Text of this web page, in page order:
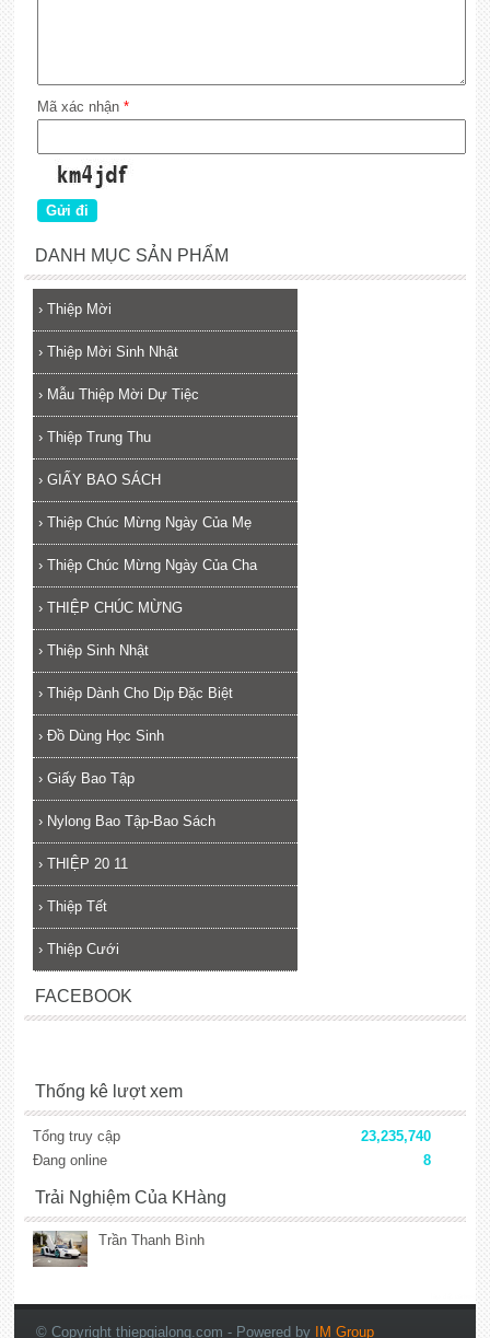
Mã xác nhận *
DANH MỤC SẢN PHẨM
› Thiệp Mời
› Thiệp Mời Sinh Nhật
› Mẫu Thiệp Mời Dự Tiệc
› Thiệp Trung Thu
› GIẤY BAO SÁCH
› Thiệp Chúc Mừng Ngày Của Mẹ
› Thiệp Chúc Mừng Ngày Của Cha
› THIỆP CHÚC MỪNG
› Thiệp Sinh Nhật
› Thiệp Dành Cho Dịp Đặc Biệt
› Đồ Dùng Học Sinh
› Giấy Bao Tập
› Nylong Bao Tập-Bao Sách
› THIỆP 20 11
› Thiệp Tết
› Thiệp Cưới
FACEBOOK
Thống kê lượt xem
Tổng truy cập
23,235,740
Đang online
8
Trải Nghiệm Của KHàng
Trần Thanh Bình
© Copyright thiepgialong.com - Powered by IM Group